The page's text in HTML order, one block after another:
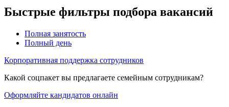
Быстрые фильтры подбора вакансий
Полная занятость
Полный день
Корпоративная поддержка сотрудников
Какой соцпакет вы предлагаете семейным сотрудникам?
Оформляйте кандидатов онлайн